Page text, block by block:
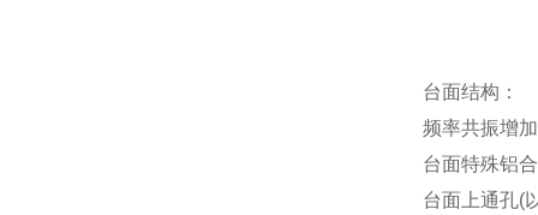
台面结构：
频率共振增
台面特殊铝
台面上通孔(